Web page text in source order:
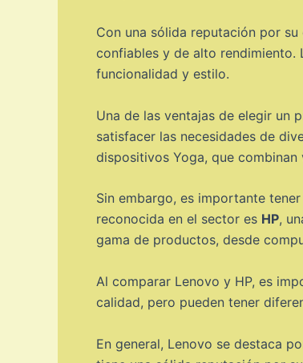
Con una sólida reputación por
confiables y de alto rendimiento.
funcionalidad y estilo.
Una de las ventajas de elegir un
satisfacer las necesidades de
dispositivos Yoga, que
Sin embargo, es importante
reconocida en el sector es HP,
gama de productos, desde
Al comparar Lenovo y HP, es
calidad, pero pueden tener
En general, Lenovo se destaca